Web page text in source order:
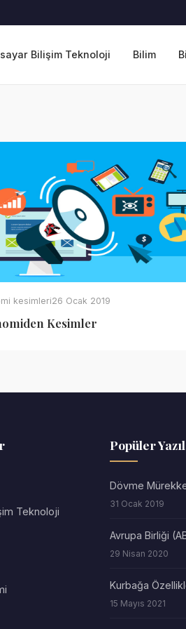
Bilişim Teknoloji Bilim
kesimleri26 Ocak 2019
Kesimler
Teknoloji
Popüler
Dövme
31 Ocak 2019
Avrupa Birliği
29 Nisan 2020
Kurbağa
15 Mayıs 2021